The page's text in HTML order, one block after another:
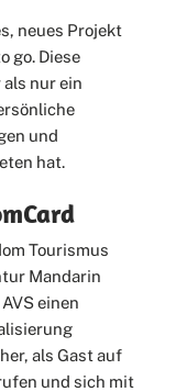
neues Projekt
go. Diese
nur ein
und
hat.
Tourismus
Mandarin
einen
als Gast auf
und sich mit